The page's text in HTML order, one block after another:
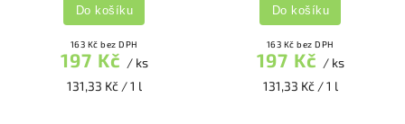
163 Kč bez DPH
197 Kč / ks
131,33 Kč / 1 l
Do košíku
163 Kč bez DPH
197 Kč / ks
131,33 Kč / 1 l
Do košíku